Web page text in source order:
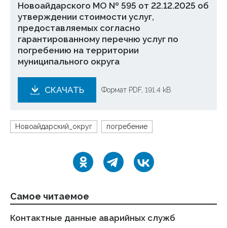
Новоайдарского МО № 595 от 22.12.2025 об
утверждении стоимости услуг,
предоставляемых согласно
гарантированному перечню услуг по
погребению на территории
муниципального округа
СКАЧАТЬ Формат PDF, 191.4 kB
Новоайдарский_округ погребение
Самое читаемое
Контактные данные аварийных служб